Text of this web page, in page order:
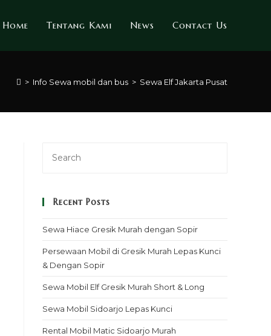
Home Tentang Kami News Contact Us
> Info Sewa mobil dan bus > Sewa Elf Jakarta Pusat
Recent Posts
Sewa Hiace Gresik Murah dengan Sopir
Persewaan Mobil di Gresik Murah Lepas Kunci
& Dengan Sopir
Sewa Mobil Elf Gresik Murah Short & Long
Sewa Mobil Sidoarjo Lepas Kunci
Rental Mobil Matic Sidoarjo Murah